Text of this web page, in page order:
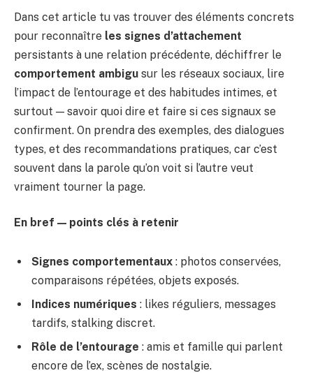
Dans cet article tu vas trouver des éléments concrets
pour reconnaître les signes d’attachement
persistants à une relation précédente, déchiffrer le
comportement ambigu sur les réseaux sociaux, lire
l’impact de l’entourage et des habitudes intimes, et
surtout — savoir quoi dire et faire si ces signaux se
confirment. On prendra des exemples, des dialogues
types, et des recommandations pratiques, car c’est
souvent dans la parole qu’on voit si l’autre veut
vraiment tourner la page.
En bref — points clés à retenir
Signes comportementaux : photos conservées,
comparaisons répétées, objets exposés.
Indices numériques : likes réguliers, messages
tardifs, stalking discret.
Rôle de l’entourage : amis et famille qui parlent
encore de l’ex, scènes de nostalgie.